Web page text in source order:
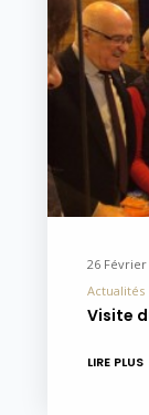
26 Février
Actualités
Visite
LIRE PLUS